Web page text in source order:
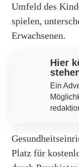
Umfeld des
spielen,
Erwachsenen.
Hier
Ein
Platz für